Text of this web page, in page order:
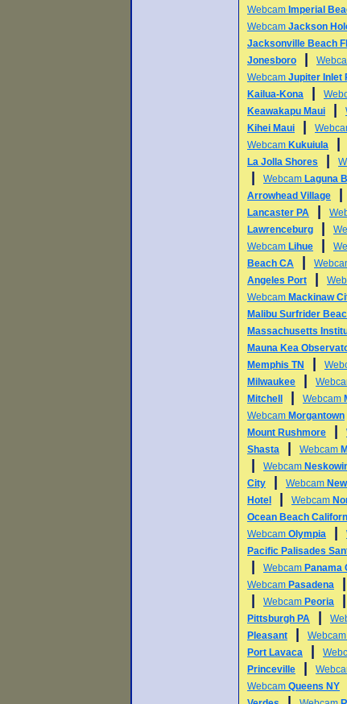
Webcam Imperial
Webcam Jackson
Jacksonville Beach
Jonesboro
Webcam Jupiter Inlet
Kailua-Kona
Keawakapu Maui
Kihei Maui
Webcam Kukuiula
La Jolla Shores
Webcam Laguna
Arrowhead Village
Lancaster PA
Lawrenceburg
Webcam Lihue
Beach CA
Angeles Port
Webcam Mackinaw
Malibu Surfrider
Massachusetts
Mauna Kea
Memphis TN
Milwaukee
Mitchell
Webcam
Webcam Morgantown
Mount Rushmore
Shasta
Webcam
Webcam
City
Webcam
Hotel
Webcam
Ocean Beach
Webcam Olympia
Pacific Palisades
Webcam Panama
Webcam Pasadena
Webcam Peoria
Pittsburgh PA
Pleasant
Webcam
Port Lavaca
Princeville
Webcam Queens NY